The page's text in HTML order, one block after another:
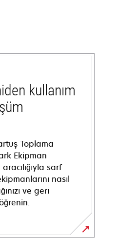
kullanım
Toplama
Ekipman
sarf
nasıl
ve geri